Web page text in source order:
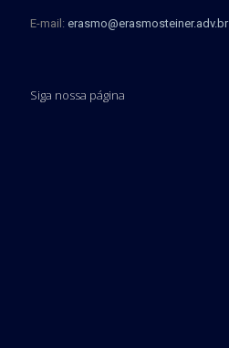
E-mail: erasmo@erasmosteiner.adv.br
Siga nossa página